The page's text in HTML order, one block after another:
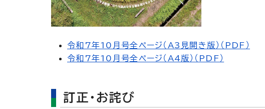
令和7年10月号全ページ（A3見開き版）（PDF）
令和7年10月号全ページ（A4版）（PDF）
訂正・お詫び